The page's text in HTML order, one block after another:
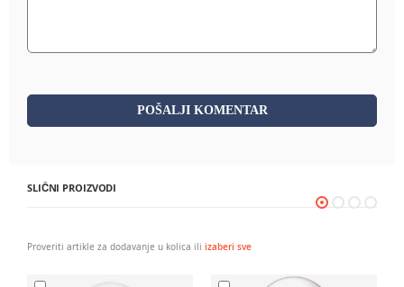
POŠALJI KOMENTAR
SLIČNI PROIZVODI
Proveriti artikle za dodavanje u kolica ili izaberi sve